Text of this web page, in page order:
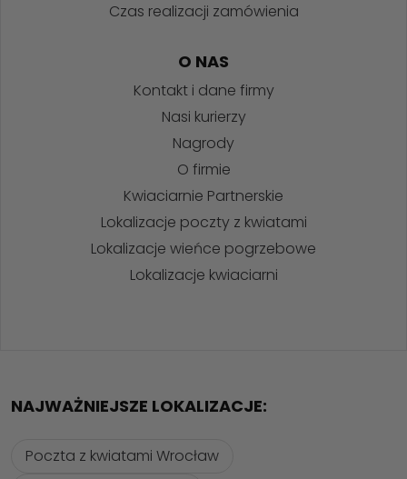
Czas realizacji zamówienia
O NAS
Kontakt i dane firmy
Nasi kurierzy
Nagrody
O firmie
Kwiaciarnie Partnerskie
Lokalizacje poczty z kwiatami
Lokalizacje wieńce pogrzebowe
Lokalizacje kwiaciarni
NAJWAŻNIEJSZE LOKALIZACJE:
Poczta z kwiatami Wrocław